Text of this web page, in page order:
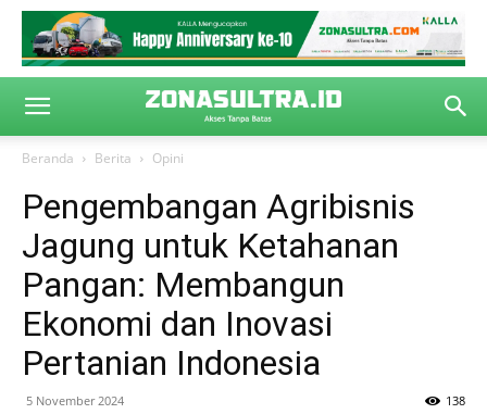
Beranda Berita Opini
Pengembangan Agribisnis
Jagung untuk Ketahanan
Pangan: Membangun
Ekonomi dan Inovasi
Pertanian Indonesia
5 November 2024 138